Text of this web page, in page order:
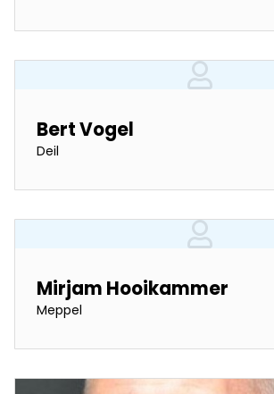
Bert Vogel
Deil
Mirjam Hooikammer
Meppel